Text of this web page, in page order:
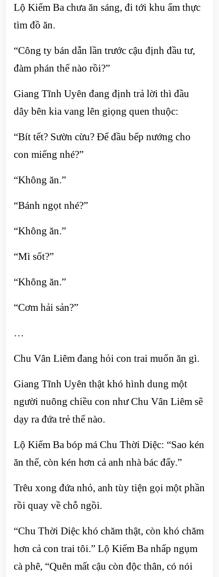
Lộ Kiếm Ba chưa ăn sáng, đi tới khu ẩm thực
tìm đồ ăn.
“Công ty bán dẫn lần trước cậu định đầu tư,
đàm phán thế nào rồi?”
Giang Tĩnh Uyên đang định trả lời thì đầu
dây bên kia vang lên giọng quen thuộc:
“Bít tết? Sườn cừu? Để đầu bếp nướng cho
con miếng nhé?”
“Không ăn.”
“Bánh ngọt nhé?”
“Không ăn.”
“Mì sốt?”
“Không ăn.”
“Cơm hải sản?”
…
Chu Vân Liêm đang hỏi con trai muốn ăn gì.
Giang Tĩnh Uyên thật khó hình dung một
người nuông chiều con như Chu Vân Liêm sẽ
dạy ra đứa trẻ thế nào.
Lộ Kiếm Ba bóp má Chu Thời Diệc: “Sao kén
ăn thế, còn kén hơn cả anh nhà bác đấy.”
Trêu xong đứa nhỏ, anh tùy tiện gọi một phần
rồi quay về chỗ ngồi.
“Chu Thời Diệc khó chăm thật, còn khó chăm
hơn cả con trai tôi.” Lộ Kiếm Ba nhấp ngụm
cà phê, “Quên mất cậu còn độc thân, có nói